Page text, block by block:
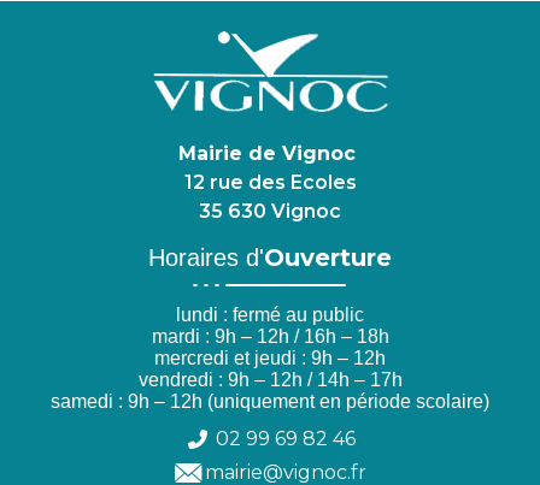
Mairie de Vignoc
12 rue des Ecoles
35 630 Vignoc
Horaires d'Ouverture
lundi : fermé au public
mardi : 9h – 12h / 16h – 18h
mercredi et jeudi : 9h – 12h
vendredi : 9h – 12h / 14h – 17h
samedi : 9h – 12h (uniquement en période scolaire)
02 99 69 82 46
mairie@vignoc.fr